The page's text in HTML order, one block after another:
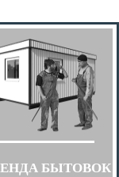
БЫТОВОК